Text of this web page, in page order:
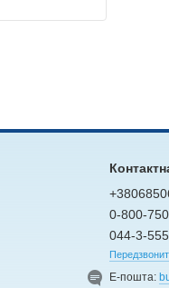
0-800-
044-3-
Е-пошта: